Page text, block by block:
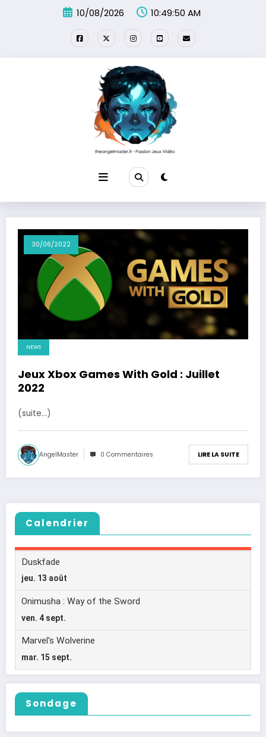
10/08/2026 10:49:50 AM
30/06/2022
NEWS
Jeux Xbox Games With Gold : Juillet
2022
(suite…)
AngelMaster 0 Commentaires LIRE LA SUITE
Calendrier
Sondage